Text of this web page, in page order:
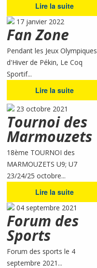
Lire la suite
17 janvier 2022
Fan Zone
Pendant les Jeux Olympiques
d'Hiver de Pékin, Le Coq
Sportif...
Lire la suite
23 octobre 2021
Tournoi des
Marmouzets
18ème TOURNOI des
MARMOUZETS U9; U7
23/24/25 octobre...
Lire la suite
04 septembre 2021
Forum des
Sports
Forum des sports le 4
septembre 2021...